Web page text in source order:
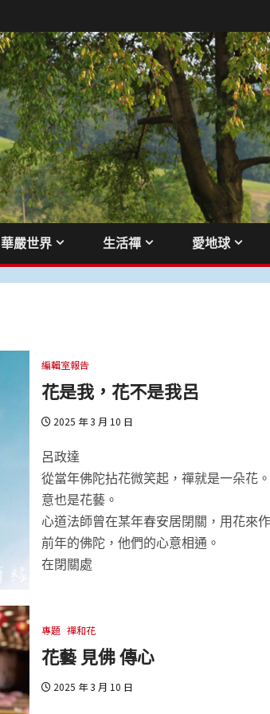
華嚴世界 生活禪 愛地球
編輯室報告
花是我，花不是我呂
2025 年 3 月 10 日
呂政達
從當年佛陀拈花微笑起，禪就是一朵花
意也是花藝。
心道法師曾在某年春安居閉關，用花來
前年的佛陀，他們的心意相通。
在閉關處
專題 禪和花
花藝 見佛 傳心
2025 年 3 月 10 日